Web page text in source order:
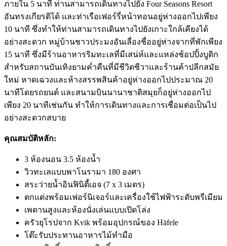
ภายใน 5 นาที ท่านสามารถเดินทางไปยัง Four Seasons Resort
อันทรงเกียรติได้ และท่าเรือเฟอร์รี่หน้าทอนอยู่ห่างออกไปเพียง
10 นาที ซึ่งทำให้ท่านสามารถเดินทางไปยังเกาะใกล้เคียงได้
อย่างสะดวก หมู่บ้านชาวประมงอันเลื่องชื่ออยู่ห่างจากที่พักเพียง
15 นาที ซึ่งมีร้านอาหารริมทะเลที่มีเสน่ห์และแหล่งช้อปปิ้งบูติก
สำหรับสถานบันเทิงยามค่ำคืนที่มีชีวิตชีวาและร้านค้าปลีกสมัย
ใหม่ หาดเฉวงและห้างสรรพสินค้าอยู่ห่างออกไปประมาณ 20
นาทีโดยรถยนต์ และสนามบินนานาชาติสมุยก็อยู่ห่างออกไป
เพียง 20 นาทีเช่นกัน ทำให้การเดินทางและการเชื่อมต่อเป็นไป
อย่างสะดวกสบาย
คุณสมบัติหลัก:
3 ห้องนอน 3.5 ห้องน้ำ
วิวทะเลแบบพาโนรามา 180 องศา
สระว่ายน้ำอินฟินิตี้เอจ (7 x 3 เมตร)
ตกแต่งพร้อมเฟอร์นิเจอร์และเครื่องใช้ไฟฟ้าระดับพรีเมียม
เพดานสูงและห้องนั่งเล่นแบบเปิดโล่ง
ครัวยุโรปจาก Kvik พร้อมอุปกรณ์ของ Häfele
โต๊ะรับประทานอาหารไม้ทำมือ